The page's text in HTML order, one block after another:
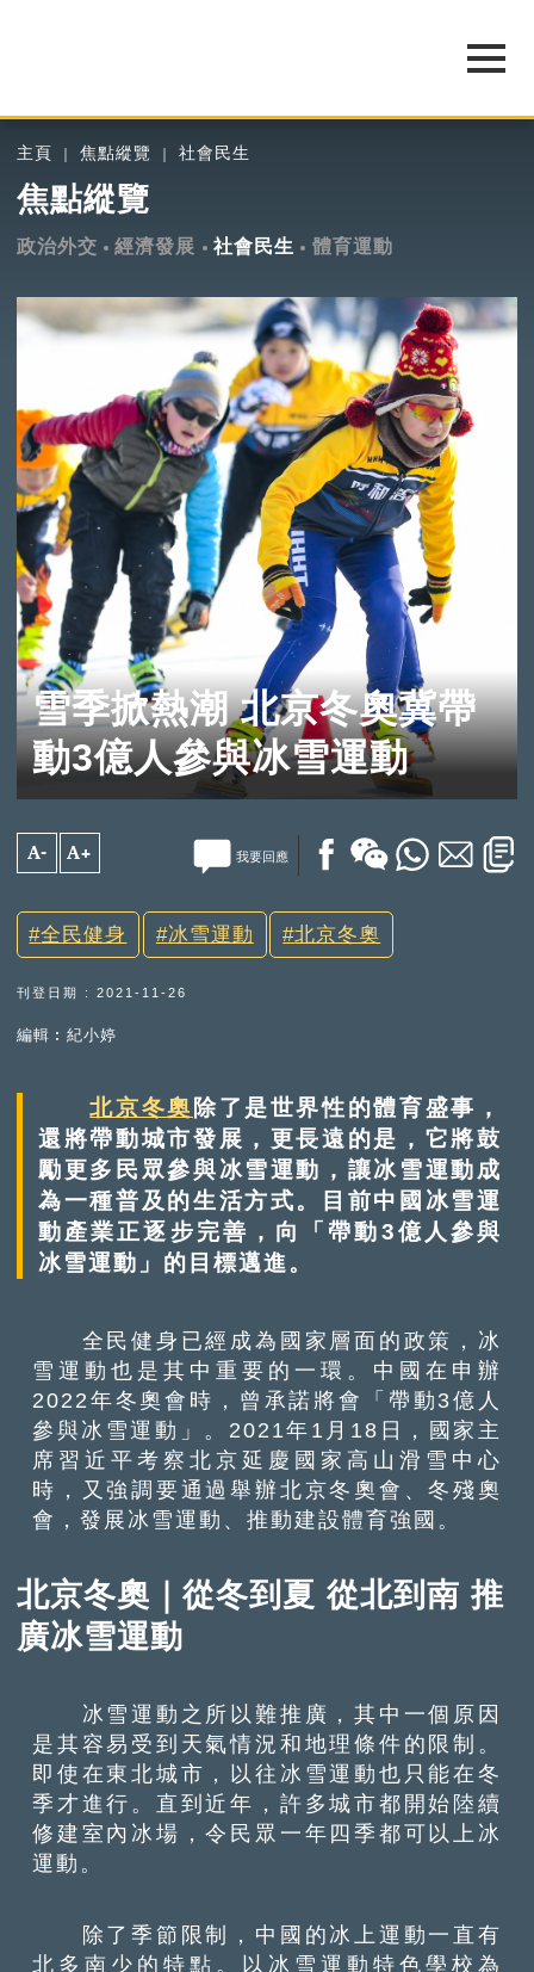
主頁 焦點縱覽 社會民生
焦點縱覽
政治外交 經濟發展 社會民生 體育運動
雪季掀熱潮 北京冬奧冀帶
動3億人參與冰雪運動
A- A+ 我要回應
全民健身 冰雪運動 北京冬奧
刊登日期 : 2021-11-26
編輯︰紀小婷
北京冬奧 除了是世界性的體育盛事，
還將帶動城市發展，更長遠的是，它將鼓
勵更多民眾參與冰雪運動，讓冰雪運動成
為一種普及的生活方式。目前中國冰雪運
動產業正逐步完善，向「帶動3億人參與
冰雪運動」的目標邁進。
全民健身已經成為國家層面的政策，冰
雪運動也是其中重要的一環。中國在申辦
2022年冬奧會時，曾承諾將會「帶動3億人
參與冰雪運動」。2021年1月18日，國家主
席習近平考察北京延慶國家高山滑雪中心
時，又強調要通過舉辦北京冬奧會、冬殘奧
會，發展冰雪運動、推動建設體育強國。
北京冬奧｜從冬到夏 從北到南 推
廣冰雪運動
冰雪運動之所以難推廣，其中一個原因
是其容易受到天氣情況和地理條件的限制。
即使在東北城市，以往冰雪運動也只能在冬
季才進行。直到近年，許多城市都開始陸續
修建室內冰場，令民眾一年四季都可以上冰
運動。
除了季節限制，中國的冰上運動一直有
北多南少的特點。以冰雪運動特色學校為